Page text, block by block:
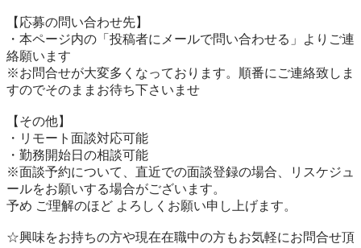
【応募の問い合わせ先】
・本ページ内の「投稿者にメールで問い合わせる」よりご連
絡願います
※お問合せが大変多くなっております。順番にご連絡致しま
すのでそのままお待ち下さいませ
【その他】
・リモート面談対応可能
・勤務開始日の相談可能
※面談予約について、直近での面談登録の場合、リスケジュ
ールをお願いする場合がございます。
予め ご理解のほど よろしくお願い申し上げます。
☆興味をお持ちの方や現在在職中の方もお気軽にお問合せ頂